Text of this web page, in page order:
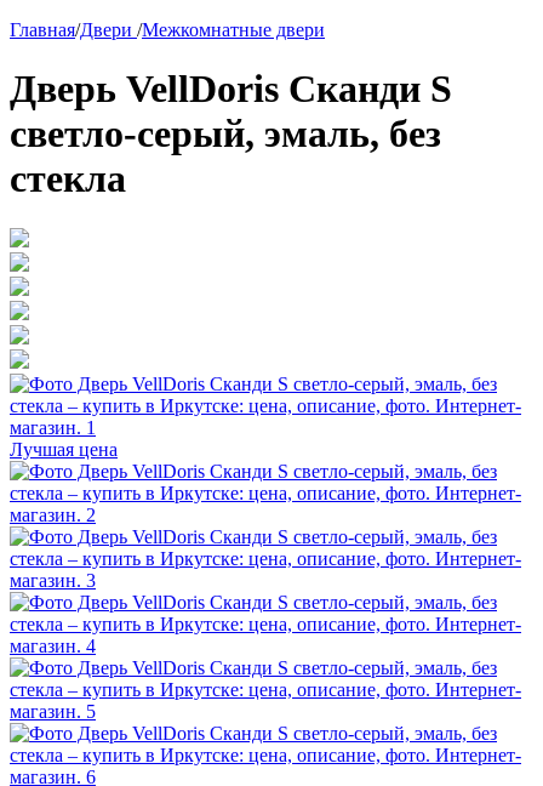
Главная/Двери /Межкомнатные двери
Дверь VellDoris Сканди S
светло-серый, эмаль, без
стекла
Лучшая цена